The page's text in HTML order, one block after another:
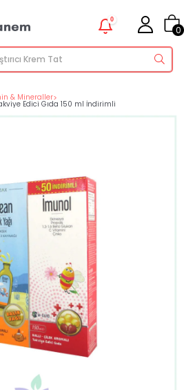
0
0
& Mineraller>
Edici Gıda 150 ml İndirimli